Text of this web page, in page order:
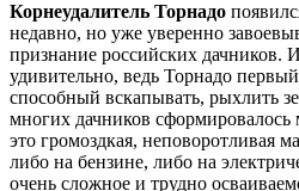
Корнеудалитель Торнадо
недавно, но уже уверенно
признание российских дачников.
удивительно, ведь Торнадо
способный вскапывать, рыхлить
многих дачников
это громоздкая, неповоротливая
либо на бензине, либо на
очень сложное и трудно